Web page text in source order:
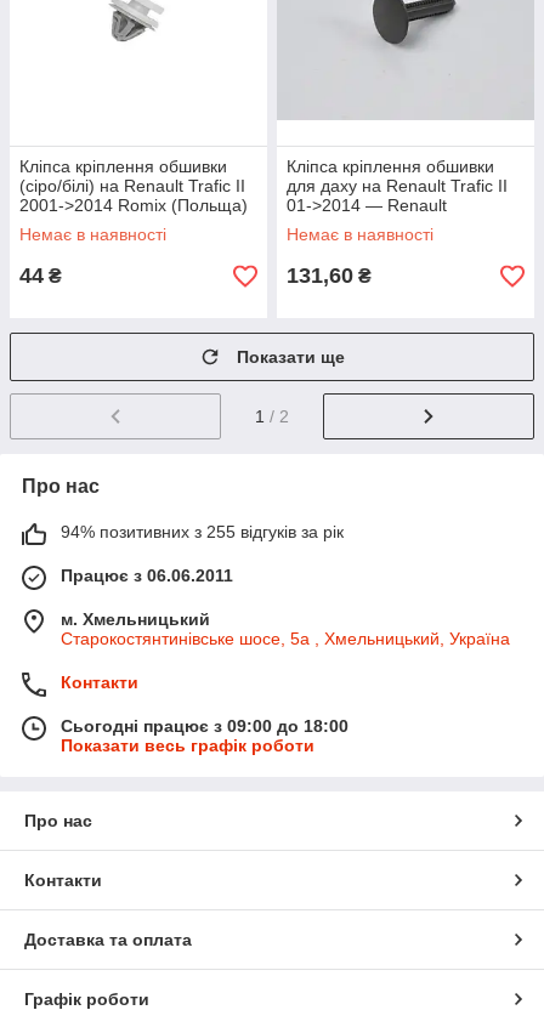
Кліпса кріплення обшивки
(сіро/білі) на Renault Trafic II
2001->2014 Romix (Польща)
ROM C30826
Немає в наявності
44 ₴
Кліпса кріплення обшивки
для даху на Renault Trafic II
01->2014 — Renault
(Оригінал) - 8200244430
Немає в наявності
131,60 ₴
Показати ще
1 / 2
Про нас
94% позитивних з 255 відгуків за рік
Працює з 06.06.2011
м. Хмельницький
Старокостянтинівське шосе, 5а , Хмельницький, Україна
Контакти
Сьогодні працює з 09:00 до 18:00
Показати весь графік роботи
Про нас
Контакти
Доставка та оплата
Графік роботи